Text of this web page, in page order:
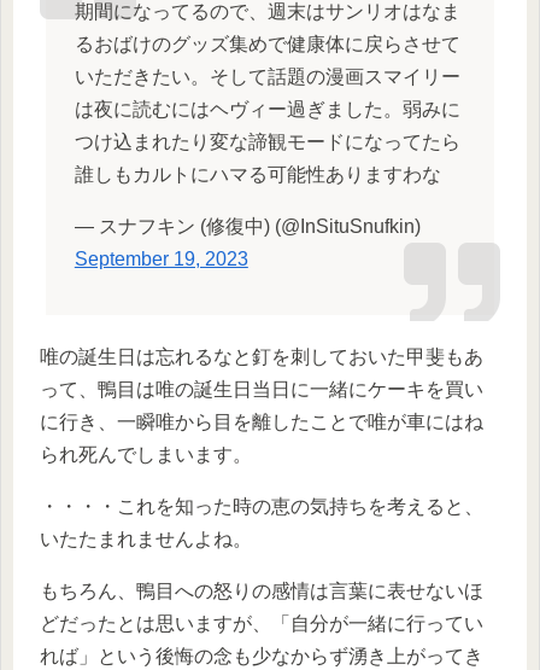
期間になってるので、週末はサンリオはなま
るおばけのグッズ集めで健康体に戻らさせて
いただきたい。そして話題の漫画スマイリー
は夜に読むにはヘヴィー過ぎました。弱みに
つけ込まれたり変な諦観モードになってたら
誰しもカルトにハマる可能性ありますわな
— スナフキン (修復中) (@InSituSnufkin)
September 19, 2023
唯の誕生日は忘れるなと釘を刺しておいた甲斐もあ
って、鴨目は唯の誕生日当日に一緒にケーキを買い
に行き、一瞬唯から目を離したことで唯が車にはね
られ死んでしまいます。
・・・・これを知った時の恵の気持ちを考えると、
いたたまれませんよね。
もちろん、鴨目への怒りの感情は言葉に表せないほ
どだったとは思いますが、「自分が一緒に行ってい
れば」という後悔の念も少なからず湧き上がってき